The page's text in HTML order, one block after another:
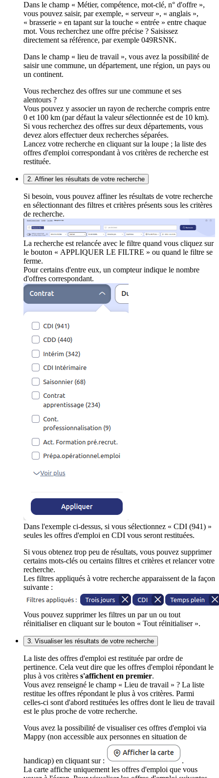
Dans le champ « Métier, compétence, mot-clé, n° d'offre »,
vous pouvez saisir, par exemple, « serveur », « anglais »,
« brasserie » en tapant sur la touche « entrée » entre chaque
mot. Vous recherchez une offre précise ? Saisissez
directement sa référence, par exemple 049RSNK.
Dans le champ « lieu de travail », vous avez la possibilité de
saisir une commune, un département, une région, un pays ou
un continent.
Vous recherchez des offres sur une commune et ses
alentours ?
Vous pouvez y associer un rayon de recherche compris entre
0 et 100 km (par défaut la valeur sélectionnée est de 10 km).
Si vous recherchez des offres sur deux départements, vous
devez alors effectuer deux recherches séparées.
Lancez votre recherche en cliquant sur la loupe ; la liste des
offres d'emploi correspondant à vos critères de recherche est
restituée.
2. Affiner les résultats de votre recherche
Si besoin, vous pouvez affiner les résultats de votre recherche
en sélectionnant des filtres et critères présents sous les critères
de recherche.
La recherche est relancée avec le filtre quand vous cliquez sur
le bouton « APPLIQUER LE FILTRE » ou quand le filtre se
ferme.
Pour certains d'entre eux, un compteur indique le nombre
d'offres correspondant.
Dans l'exemple ci-dessus, si vous sélectionnez « CDI (941) »
seules les offres d'emploi en CDI vous seront restituées.
Si vous obtenez trop peu de résultats, vous pouvez supprimer
certains mots-clés ou certains filtres et critères et relancer votre
recherche.
Les filtres appliqués à votre recherche apparaissent de la façon
suivante :
Vous pouvez supprimer les filtres un par un ou tout
réinitialiser en cliquant sur le bouton « Tout réinitialiser ».
3. Visualiser les résultats de votre recherche
La liste des offres d'emploi est restituée par ordre de
pertinence. Cela veut dire que les offres d'emploi répondant le
plus à vos critères s'affichent en premier.
Vous avez renseigné le champ « Lieu de travail » ? La liste
restitue les offres répondant le plus à vos critères. Parmi
celles-ci sont d'abord restituées les offres dont le lieu de travail
est le plus proche de votre recherche.
Vous avez la possibilité de visualiser ces offres d'emploi via
Mappy (non accessible aux personnes en situation de
handicap) en cliquant sur :
.
La carte affiche uniquement les offres d'emploi que vous